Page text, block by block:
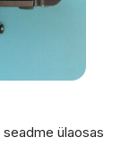
seadme ülaosas